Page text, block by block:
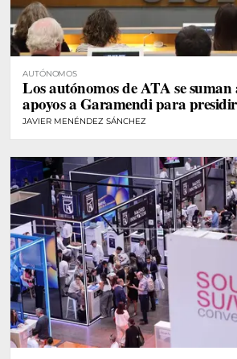
AUTÓNOMOS
Los autónomos de ATA se
apoyos a Garamendi para
JAVIER MENÉNDEZ SÁNCHEZ